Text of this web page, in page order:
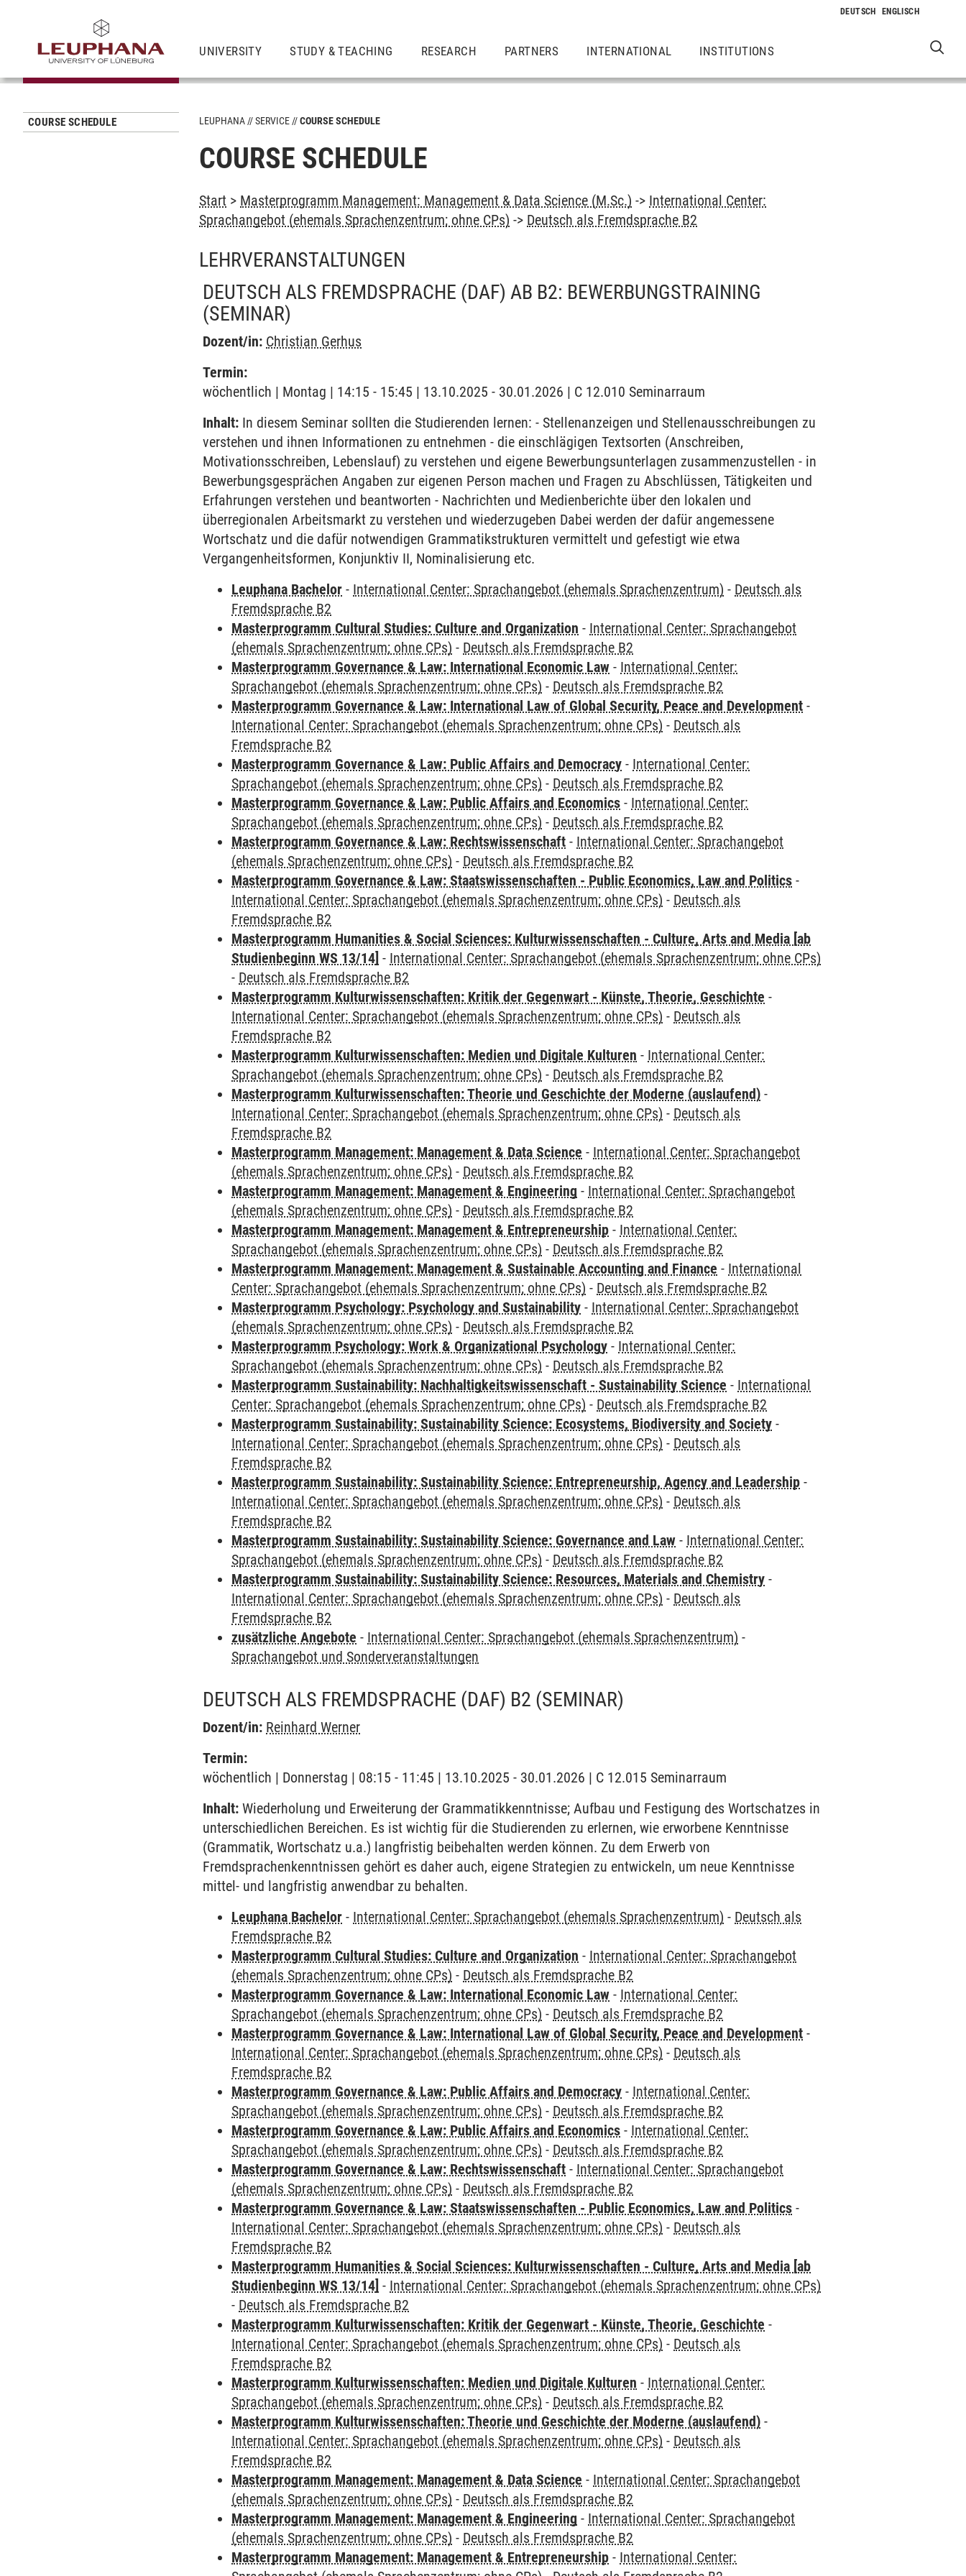
UNIVERSITY STUDY & TEACHING RESEARCH PARTNERS INTERNATIONAL INSTITUTIONS
COURSE SCHEDULE LEUPHANA SERVICE COURSE SCHEDULE
COURSE SCHEDULE
Start > Masterprogramm Management: Management & Data Science (M.Sc.) -> International Center:
Sprachangebot (ehemals Sprachenzentrum; ohne CPs) -> Deutsch als Fremdsprache B2
LEHRVERANSTALTUNGEN
DEUTSCH ALS FREMDSPRACHE (DAF) AB B2: BEWERBUNGSTRAINING
(SEMINAR)
Dozent/in: Christian Gerhus
Termin:
wöchentlich | Montag | 14:15 - 15:45 | 13.10.2025 - 30.01.2026 | C 12.010 Seminarraum
Inhalt: In diesem Seminar sollten die Studierenden lernen: - Stellenanzeigen und Stellenausschreibungen zu
verstehen und ihnen Informationen zu entnehmen - die einschlägigen Textsorten (Anschreiben,
Motivationsschreiben, Lebenslauf) zu verstehen und eigene Bewerbungsunterlagen zusammenzustellen - in
Bewerbungsgesprächen Angaben zur eigenen Person machen und Fragen zu Abschlüssen, Tätigkeiten und
Erfahrungen verstehen und beantworten - Nachrichten und Medienberichte über den lokalen und
überregionalen Arbeitsmarkt zu verstehen und wiederzugeben Dabei werden der dafür angemessene
Wortschatz und die dafür notwendigen Grammatikstrukturen vermittelt und gefestigt wie etwa
Vergangenheitsformen, Konjunktiv II, Nominalisierung etc.
Leuphana Bachelor - International Center: Sprachangebot (ehemals Sprachenzentrum) - Deutsch als
Fremdsprache B2
Masterprogramm Cultural Studies: Culture and Organization - International Center: Sprachangebot
(ehemals Sprachenzentrum; ohne CPs) - Deutsch als Fremdsprache B2
Masterprogramm Governance & Law: International Economic Law - International Center:
Sprachangebot (ehemals Sprachenzentrum; ohne CPs) - Deutsch als Fremdsprache B2
Masterprogramm Governance & Law: International Law of Global Security, Peace and Development -
International Center: Sprachangebot (ehemals Sprachenzentrum; ohne CPs) - Deutsch als
Fremdsprache B2
Masterprogramm Governance & Law: Public Affairs and Democracy - International Center:
Sprachangebot (ehemals Sprachenzentrum; ohne CPs) - Deutsch als Fremdsprache B2
Masterprogramm Governance & Law: Public Affairs and Economics - International Center:
Sprachangebot (ehemals Sprachenzentrum; ohne CPs) - Deutsch als Fremdsprache B2
Masterprogramm Governance & Law: Rechtswissenschaft - International Center: Sprachangebot
(ehemals Sprachenzentrum; ohne CPs) - Deutsch als Fremdsprache B2
Masterprogramm Governance & Law: Staatswissenschaften - Public Economics, Law and Politics -
International Center: Sprachangebot (ehemals Sprachenzentrum; ohne CPs) - Deutsch als
Fremdsprache B2
Masterprogramm Humanities & Social Sciences: Kulturwissenschaften - Culture, Arts and Media [ab
Studienbeginn WS 13/14] - International Center: Sprachangebot (ehemals Sprachenzentrum; ohne CPs)
- Deutsch als Fremdsprache B2
Masterprogramm Kulturwissenschaften: Kritik der Gegenwart - Künste, Theorie, Geschichte -
International Center: Sprachangebot (ehemals Sprachenzentrum; ohne CPs) - Deutsch als
Fremdsprache B2
Masterprogramm Kulturwissenschaften: Medien und Digitale Kulturen - International Center:
Sprachangebot (ehemals Sprachenzentrum; ohne CPs) - Deutsch als Fremdsprache B2
Masterprogramm Kulturwissenschaften: Theorie und Geschichte der Moderne (auslaufend) -
International Center: Sprachangebot (ehemals Sprachenzentrum; ohne CPs) - Deutsch als
Fremdsprache B2
Masterprogramm Management: Management & Data Science - International Center: Sprachangebot
(ehemals Sprachenzentrum; ohne CPs) - Deutsch als Fremdsprache B2
Masterprogramm Management: Management & Engineering - International Center: Sprachangebot
(ehemals Sprachenzentrum; ohne CPs) - Deutsch als Fremdsprache B2
Masterprogramm Management: Management & Entrepreneurship - International Center:
Sprachangebot (ehemals Sprachenzentrum; ohne CPs) - Deutsch als Fremdsprache B2
Masterprogramm Management: Management & Sustainable Accounting and Finance - International
Center: Sprachangebot (ehemals Sprachenzentrum; ohne CPs) - Deutsch als Fremdsprache B2
Masterprogramm Psychology: Psychology and Sustainability - International Center: Sprachangebot
(ehemals Sprachenzentrum; ohne CPs) - Deutsch als Fremdsprache B2
Masterprogramm Psychology: Work & Organizational Psychology - International Center:
Sprachangebot (ehemals Sprachenzentrum; ohne CPs) - Deutsch als Fremdsprache B2
Masterprogramm Sustainability: Nachhaltigkeitswissenschaft - Sustainability Science - International
Center: Sprachangebot (ehemals Sprachenzentrum; ohne CPs) - Deutsch als Fremdsprache B2
Masterprogramm Sustainability: Sustainability Science: Ecosystems, Biodiversity and Society -
International Center: Sprachangebot (ehemals Sprachenzentrum; ohne CPs) - Deutsch als
Fremdsprache B2
Masterprogramm Sustainability: Sustainability Science: Entrepreneurship, Agency and Leadership -
International Center: Sprachangebot (ehemals Sprachenzentrum; ohne CPs) - Deutsch als
Fremdsprache B2
Masterprogramm Sustainability: Sustainability Science: Governance and Law - International Center:
Sprachangebot (ehemals Sprachenzentrum; ohne CPs) - Deutsch als Fremdsprache B2
Masterprogramm Sustainability: Sustainability Science: Resources, Materials and Chemistry -
International Center: Sprachangebot (ehemals Sprachenzentrum; ohne CPs) - Deutsch als
Fremdsprache B2
zusätzliche Angebote - International Center: Sprachangebot (ehemals Sprachenzentrum) -
Sprachangebot und Sonderveranstaltungen
DEUTSCH ALS FREMDSPRACHE (DAF) B2 (SEMINAR)
Dozent/in: Reinhard Werner
Termin:
wöchentlich | Donnerstag | 08:15 - 11:45 | 13.10.2025 - 30.01.2026 | C 12.015 Seminarraum
Inhalt: Wiederholung und Erweiterung der Grammatikkenntnisse; Aufbau und Festigung des Wortschatzes in
unterschiedlichen Bereichen. Es ist wichtig für die Studierenden zu erlernen, wie erworbene Kenntnisse
(Grammatik, Wortschatz u.a.) langfristig beibehalten werden können. Zu dem Erwerb von
Fremdsprachenkenntnissen gehört es daher auch, eigene Strategien zu entwickeln, um neue Kenntnisse
mittel- und langfristig anwendbar zu behalten.
Leuphana Bachelor - International Center: Sprachangebot (ehemals Sprachenzentrum) - Deutsch als
Fremdsprache B2
Masterprogramm Cultural Studies: Culture and Organization - International Center: Sprachangebot
(ehemals Sprachenzentrum; ohne CPs) - Deutsch als Fremdsprache B2
Masterprogramm Governance & Law: International Economic Law - International Center:
Sprachangebot (ehemals Sprachenzentrum; ohne CPs) - Deutsch als Fremdsprache B2
Masterprogramm Governance & Law: International Law of Global Security, Peace and Development -
International Center: Sprachangebot (ehemals Sprachenzentrum; ohne CPs) - Deutsch als
Fremdsprache B2
Masterprogramm Governance & Law: Public Affairs and Democracy - International Center:
Sprachangebot (ehemals Sprachenzentrum; ohne CPs) - Deutsch als Fremdsprache B2
Masterprogramm Governance & Law: Public Affairs and Economics - International Center:
Sprachangebot (ehemals Sprachenzentrum; ohne CPs) - Deutsch als Fremdsprache B2
Masterprogramm Governance & Law: Rechtswissenschaft - International Center: Sprachangebot
(ehemals Sprachenzentrum; ohne CPs) - Deutsch als Fremdsprache B2
Masterprogramm Governance & Law: Staatswissenschaften - Public Economics, Law and Politics -
International Center: Sprachangebot (ehemals Sprachenzentrum; ohne CPs) - Deutsch als
Fremdsprache B2
Masterprogramm Humanities & Social Sciences: Kulturwissenschaften - Culture, Arts and Media [ab
Studienbeginn WS 13/14] - International Center: Sprachangebot (ehemals Sprachenzentrum; ohne CPs)
- Deutsch als Fremdsprache B2
Masterprogramm Kulturwissenschaften: Kritik der Gegenwart - Künste, Theorie, Geschichte -
International Center: Sprachangebot (ehemals Sprachenzentrum; ohne CPs) - Deutsch als
Fremdsprache B2
Masterprogramm Kulturwissenschaften: Medien und Digitale Kulturen - International Center:
Sprachangebot (ehemals Sprachenzentrum; ohne CPs) - Deutsch als Fremdsprache B2
Masterprogramm Kulturwissenschaften: Theorie und Geschichte der Moderne (auslaufend) -
International Center: Sprachangebot (ehemals Sprachenzentrum; ohne CPs) - Deutsch als
Fremdsprache B2
Masterprogramm Management: Management & Data Science - International Center: Sprachangebot
(ehemals Sprachenzentrum; ohne CPs) - Deutsch als Fremdsprache B2
Masterprogramm Management: Management & Engineering - International Center: Sprachangebot
(ehemals Sprachenzentrum; ohne CPs) - Deutsch als Fremdsprache B2
Masterprogramm Management: Management & Entrepreneurship - International Center: